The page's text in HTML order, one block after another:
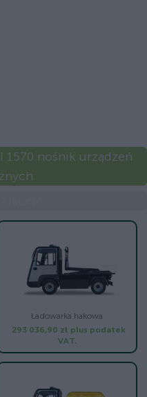
1570 nośnik urządzeń
Ładowarka hakowa
293 036,90 zł plus podatek
VAT.